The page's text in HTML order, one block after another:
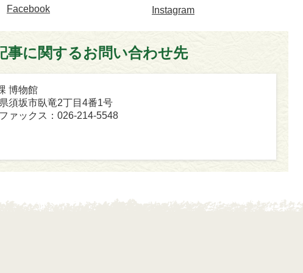
Facebook Instagram
事に関するお問い合わせ先
博物館
須坂市臥竜2丁目4番1号
ァックス：026-214-5548